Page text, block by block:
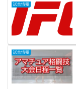
試合情報
試合情報